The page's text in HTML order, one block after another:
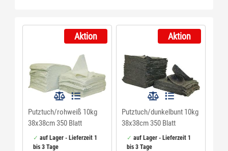
Aktion
Putztuch/rohweiß 10kg
38x38cm 350 Blatt
auf Lager - Lieferzeit 1
bis 3 Tage
Aktion
Putztuch/dunkelbunt 10kg
38x38cm 350 Blatt
auf Lager - Lieferzeit 1
bis 3 Tage